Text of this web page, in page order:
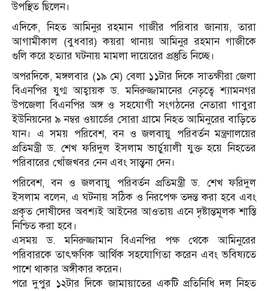
উপস্থিত ছিলেন।
এদিকে, নিহত আমিনুর রহমান গাজীর পরিবার জানায়, তারা
আগামীকাল (বুধবার) কয়রা থানায় আমিনুর রহমান গাজীকে
গুলি করে হত্যার ঘটনায় মামলা দায়েরের প্রস্তুতি নিচ্ছে।
‎অপরদিকে, মঙ্গলবার (১৯ মে) বেলা ১১টার দিকে সাতক্ষীরা জেলা
বিএনপির যুগ্ম আহ্বায়ক ড. মনিরুজ্জামানের নেতৃত্বে শ্যামনগর
উপজেলা বিএনপির অঙ্গ ও সহযোগী সংগঠনের নেতারা গাবুরা
ইউনিয়নের ৯ নম্বর ওয়ার্ডের সোরা গ্রামে নিহত আমিনুরের বাড়িতে
যান। এ সময় পরিবেশ, বন ও জলবায়ু পরিবর্তন মন্ত্রণালয়ের
প্রতিমন্ত্রী ড. শেখ ফরিদুল ইসলাম ভার্চুয়ালী যুক্ত হয়ে নিহতের
পরিবারের খোঁজখবর নেন এবং সান্ত্বনা দেন।
‎পরিবেশ, বন ও জলবায়ু পরিবর্তন প্রতিমন্ত্রী ড. শেখ ফরিদুল
ইসলাম বলেন, এ ঘটনায় সঠিক ও নিরপেক্ষ তদন্ত করা হবে এবং
প্রকৃত দোষীদের অবশ্যই আইনের আওতায় এনে দৃষ্টান্তমূলক শাস্তি
নিশ্চিত করা হবে।
‎এসময় ড. মনিরুজ্জামান বিএনপির পক্ষ থেকে আমিনুরের
পরিবারকে তাৎক্ষণিক আর্থিক সহযোগিতা করেন এবং ভবিষ্যতে
পাশে থাকার অঙ্গীকার করেন।
‎পরে দুপুর ১২টার দিকে জামায়াতের একটি প্রতিনিধি দল নিহত